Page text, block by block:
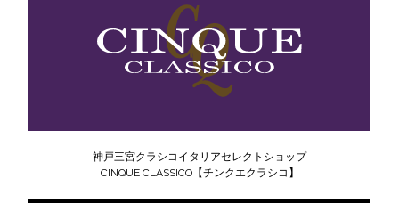
神戸三宮クラシコイタリアセレクトショップ
CINQUE CLASSICO【チンクエクラシコ】